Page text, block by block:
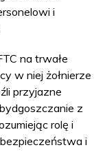
i
na trwałe
w niej żołnierze
przyjazne
z
rolę i
i